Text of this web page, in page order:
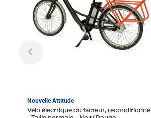
Nouvelle Attitude
Vélo électrique du facteur, reconditionné